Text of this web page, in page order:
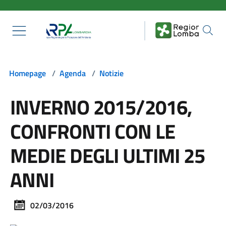
Homepage / Agenda / Notizie
INVERNO 2015/2016,
CONFRONTI CON LE
MEDIE DEGLI ULTIMI 25
ANNI
02/03/2016